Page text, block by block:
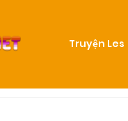
Truyện Les